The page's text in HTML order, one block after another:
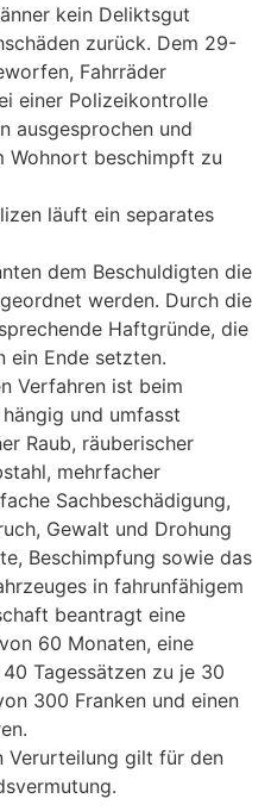
kein Deliktsgut
zurück. Dem 29-
Fahrräder
einer Polizeikontrolle
ausgesprochen und
Wohnort beschimpft zu
läuft ein separates
dem Beschuldigten die
werden. Durch die
Haftgründe, die
ein Ende setzten.
Verfahren ist beim
und umfasst
Raub, räuberischer
mehrfacher
Sachbeschädigung,
Gewalt und Drohung
Beschimpfung sowie das
in fahrunfähigem
beantragt eine
60 Monaten, eine
Tagessätzen zu je 30
300 Franken und einen
Verurteilung gilt für den